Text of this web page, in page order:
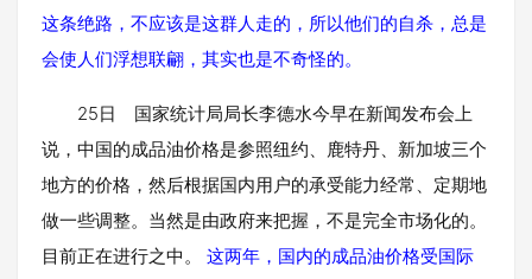
这条绝路，不应该是这群人走的，所以他们的自杀，总是
会使人们浮想联翩，其实也是不奇怪的。
25日 国家统计局局长李德水今早在新闻发布会上
说，中国的成品油价格是参照纽约、鹿特丹、新加坡三个
地方的价格，然后根据国内用户的承受能力经常、定期地
做一些调整。当然是由政府来把握，不是完全市场化的。
目前正在进行之中。 这两年，国内的成品油价格受国际